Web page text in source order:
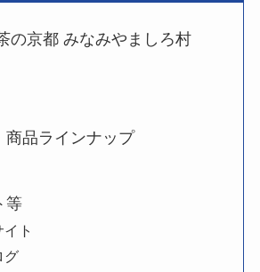
の京都 みなみやましろ村
商品ラインナップ
等
ト
グ